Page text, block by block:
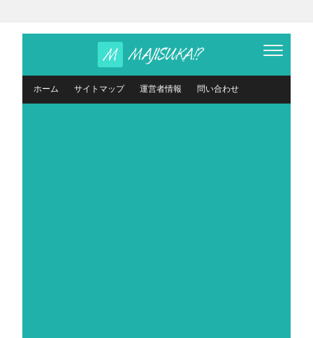
ホーム サイトマップ 運営者情報 問い合わせ